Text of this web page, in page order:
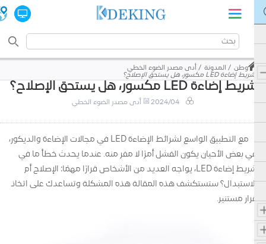
وطن المدونة
أدى مصدر الضوء الخطي
شريط إضاءة LED مكسور، هل يستحق الإصلاح؟
شريط إضاءة LED مكسور، هل يستحق الإصلاح؟
2024/04 أدى مصدر الضوء الخطي
مع التطبيق الواسع لشرائط الإضاءة LED في مجالات الإضاءة والديكور،
في بعض الأحيان يكون الفشل أمرًا لا مفر منه. عندما يحدث خطأ ما في
شريط إضاءة LED، يواجه العديد من الأشخاص قرارًا مهمًا: الإصلاح أم
الاستبدال؟ ستستكشف هذه المقالة هذه المشكلة وتساعدك على اتخاذ
قرار مستنير.